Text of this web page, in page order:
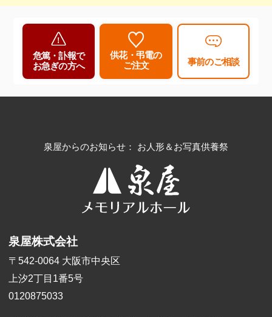
危篤・訃報で
お急ぎの方へ
供花・弔電の
ご注文
事前のご相談
泉屋からのお知らせ： お人形＆お写真供養祭
泉屋株式会社
〒542-0064 大阪市中央区
上汐2丁目1番5号
0120875033